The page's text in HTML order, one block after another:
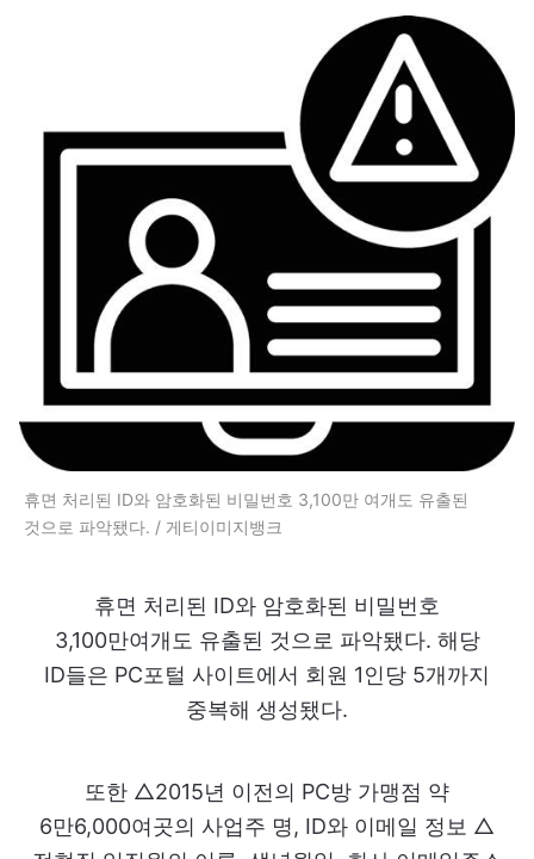
휴면 처리된 ID와 암호화된 비밀번호 3,100만 여개도 유출된
것으로 파악됐다. / 게티이미지뱅크
휴면 처리된 ID와 암호화된 비밀번호
3,100만여개도 유출된 것으로 파악됐다. 해당
ID들은 PC포털 사이트에서 회원 1인당 5개까지
중복해 생성됐다.
또한 △2015년 이전의 PC방 가맹점 약
6만6,000여곳의 사업주 명, ID와 이메일 정보 △